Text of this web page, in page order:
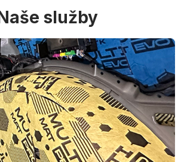
služby